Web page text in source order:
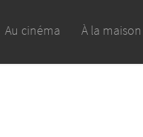
Au cinéma À la maison